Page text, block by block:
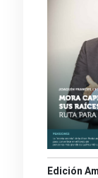
Edición